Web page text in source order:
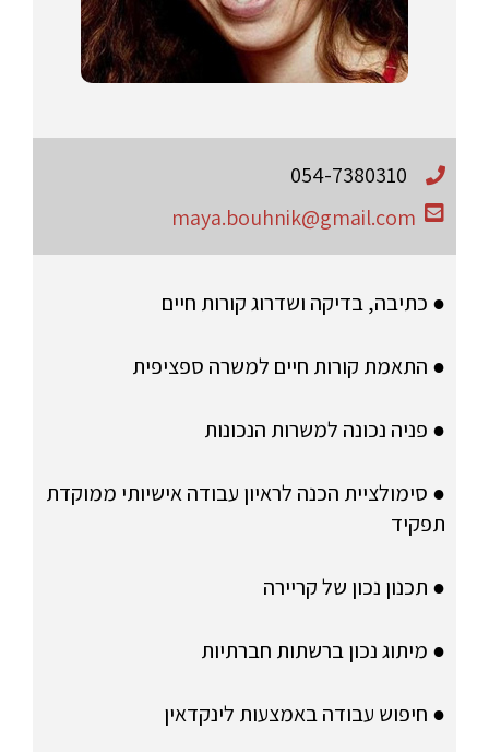
054-7380310
maya.bouhnik@gmail.com
● כתיבה, בדיקה ושדרוג קורות חיים
● התאמת קורות חיים למשרה ספציפית
● פניה נכונה למשרות הנכונות
● סימולציית הכנה לראיון עבודה אישיותי ממוקדת
תפקיד
● תכנון נכון של קריירה
● מיתוג נכון ברשתות חברתיות
● חיפוש עבודה באמצעות לינקדאין